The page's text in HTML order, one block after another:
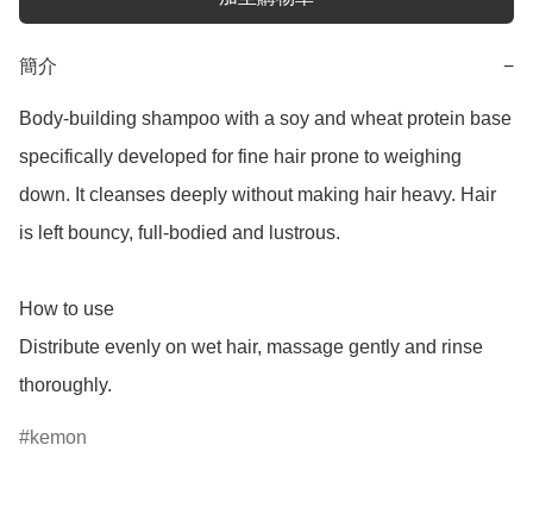
簡介 −
Body-building shampoo with a soy and wheat protein base
specifically developed for fine hair prone to weighing
down. It cleanses deeply without making hair heavy. Hair
is left bouncy, full-bodied and lustrous.
How to use
Distribute evenly on wet hair, massage gently and rinse
kemon